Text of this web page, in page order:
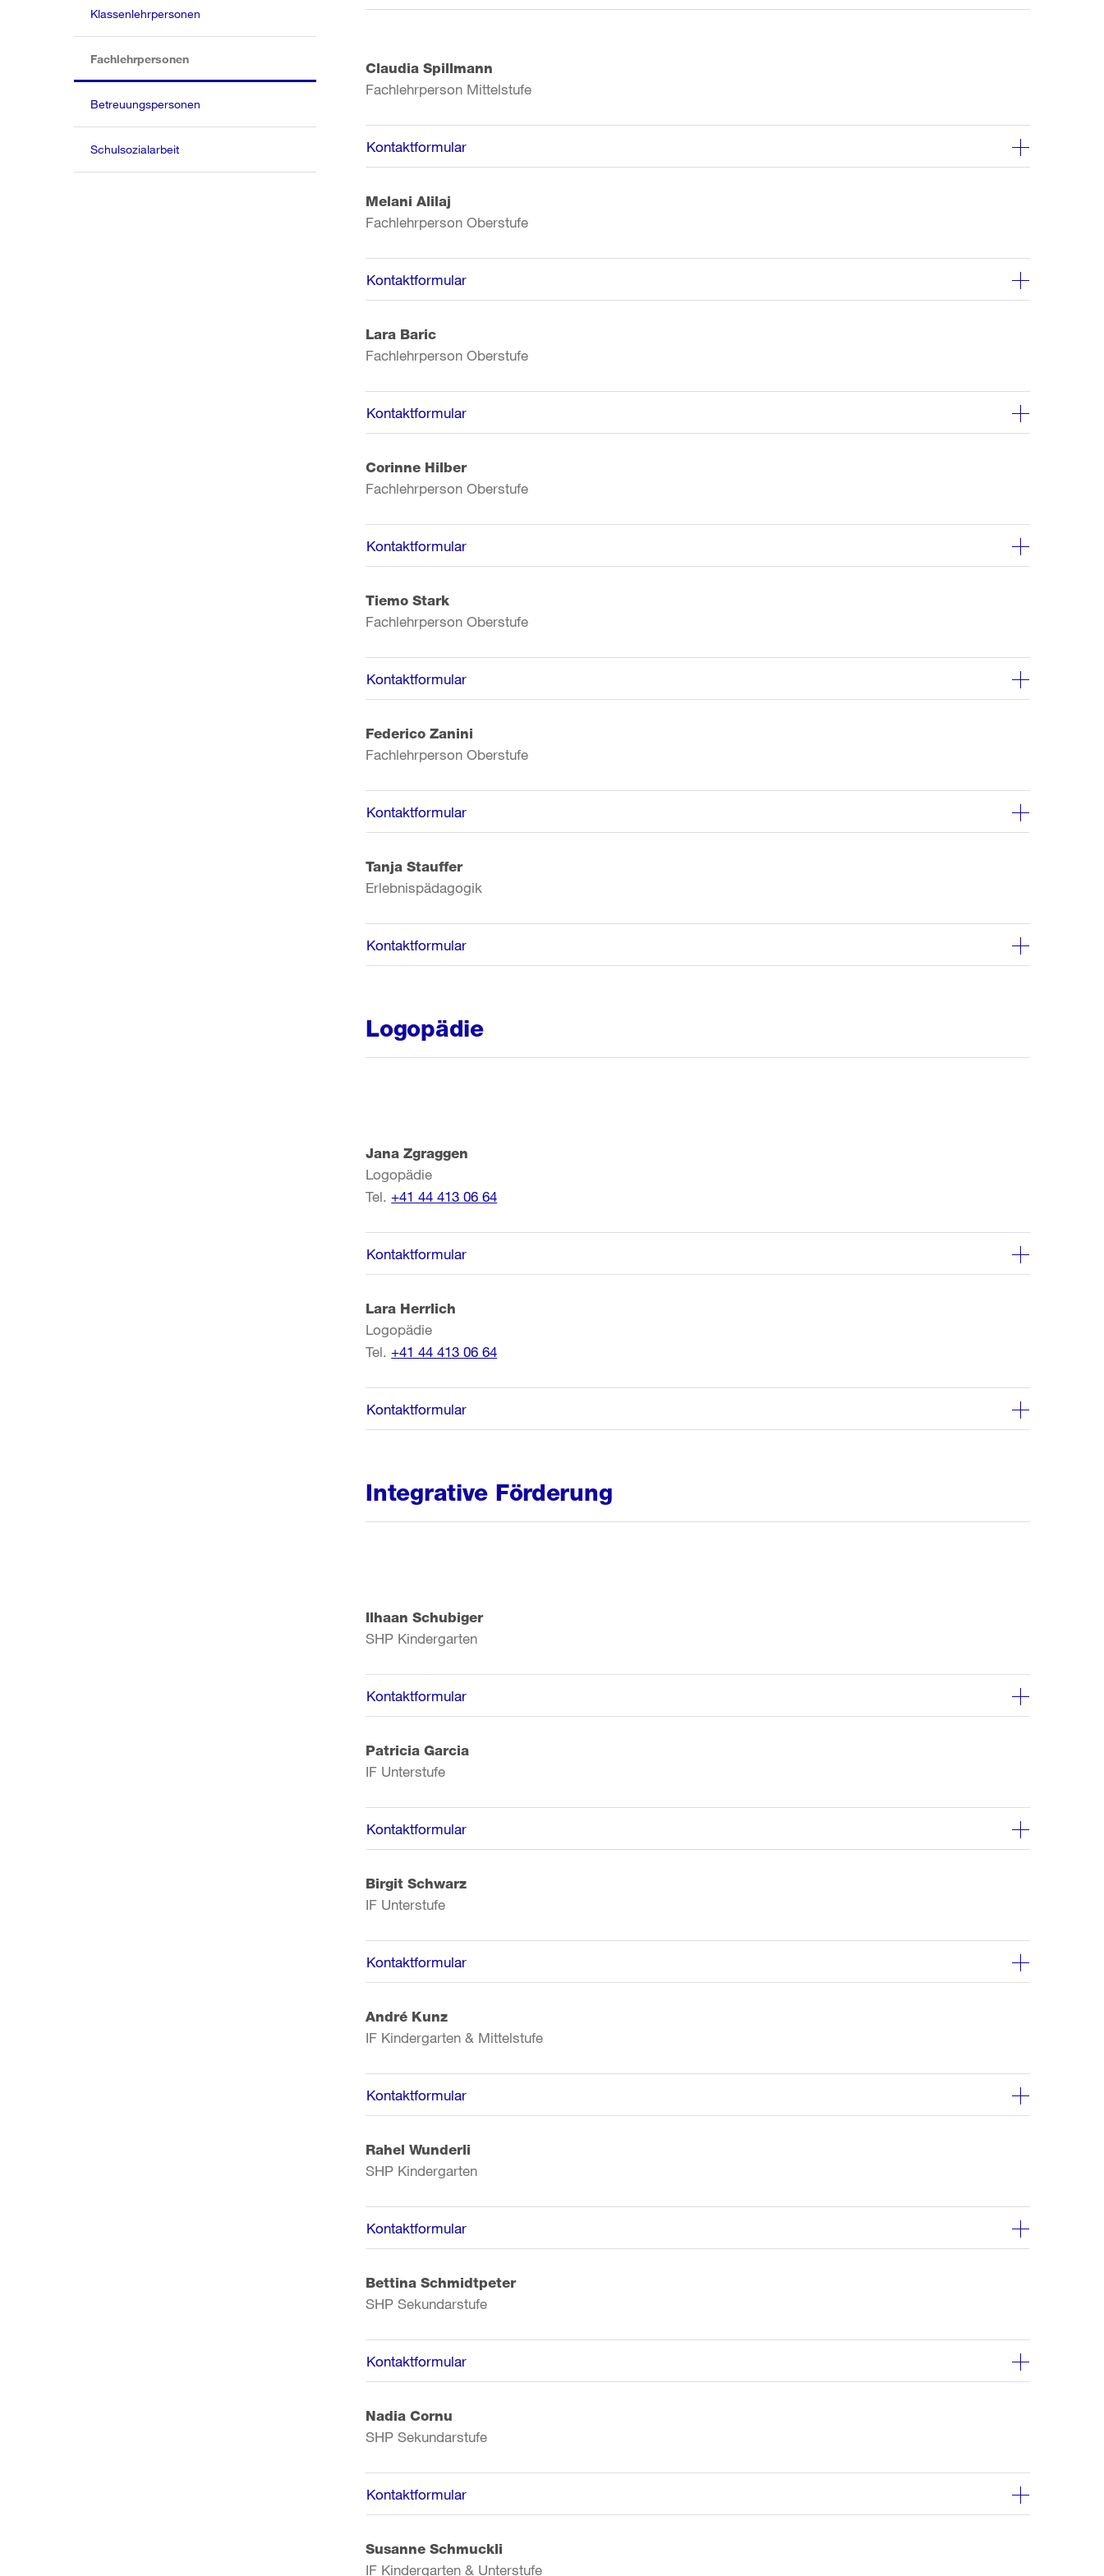
Claudia Spillmann
Fachlehrperson Mittelstufe
Kontaktformular
Melani Alilaj
Fachlehrperson Oberstufe
Kontaktformular
Lara Baric
Fachlehrperson Oberstufe
Kontaktformular
Corinne Hilber
Fachlehrperson Oberstufe
Kontaktformular
Tiemo Stark
Fachlehrperson Oberstufe
Kontaktformular
Federico Zanini
Fachlehrperson Oberstufe
Kontaktformular
Tanja Stauffer
Erlebnispädagogik
Kontaktformular
Logopädie
Jana Zgraggen
Logopädie
Tel.+41 44 413 06 64
Kontaktformular
Lara Herrlich
Logopädie
Tel.+41 44 413 06 64
Kontaktformular
Integrative Förderung
Ilhaan Schubiger
SHP Kindergarten
Kontaktformular
Patricia Garcia
IF Unterstufe
Kontaktformular
Birgit Schwarz
IF Unterstufe
Kontaktformular
André Kunz
IF Kindergarten & Mittelstufe
Kontaktformular
Rahel Wunderli
SHP Kindergarten
Kontaktformular
Bettina Schmidtpeter
SHP Sekundarstufe
Kontaktformular
Nadia Cornu
SHP Sekundarstufe
Kontaktformular
Susanne Schmuckli
IF Kindergarten & Unterstufe
Klassenlehrpersonen
Fachlehrpersonen(aktiv)
Betreuungspersonen
Schulsozialarbeit